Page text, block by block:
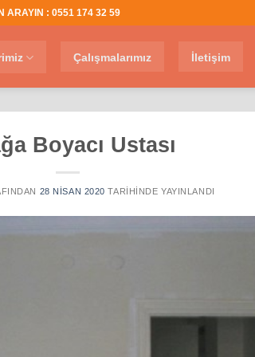
ARAYIN : 0551 174 32 59
Çalışmalarımız İletişim
Boyacı Ustası
28 NISAN 2020 TARIHINDE YAYINLANDI